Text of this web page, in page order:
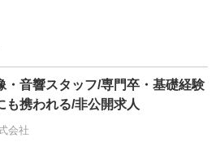
・音響スタッフ/専門卒・基礎経験
も携われる/非公開求人
会社